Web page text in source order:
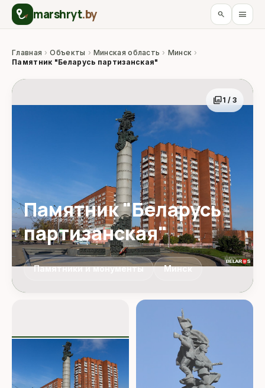
marshryt.by search menu
Главная › Объекты › Минская область › Минск ›
Памятник "Беларусь партизанская"
photo_library1 / 3
Памятник "Беларусь
партизанская"
Памятники и монументы Минск